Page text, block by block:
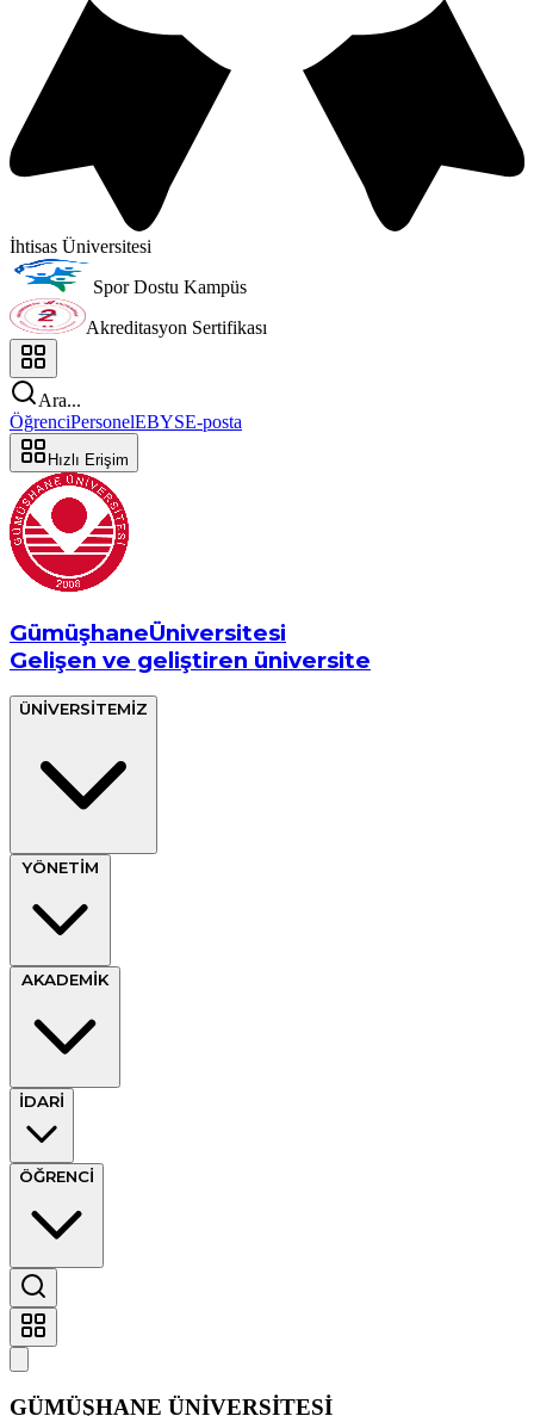
İhtisas Üniversitesi
Spor Dostu Kampüs
Akreditasyon Sertifikası
Ara...
ÖğrenciPersonelEBYSE-posta
Hızlı Erişim
GümüşhaneÜniversitesi
Gelişen ve geliştiren üniversite
ÜNİVERSİTEMİZ
AKADEMİK
İDARİ
ÖĞRENCİ
GÜMÜŞHANE ÜNİVERSİTESİ